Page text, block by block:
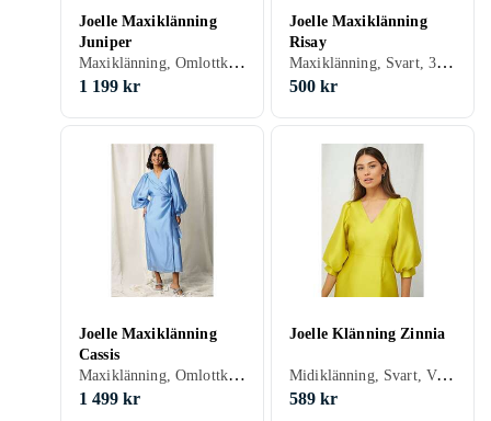
Joelle Maxiklänning
Juniper
Maxiklänning, Omlottklänning, Festklänning, Svart, Blå, Röd, Guld, Grön, Rosa, Lila, 48, 46, 34, 36, 38, 40, 42, 44, Långärmad
1 199 kr
Joelle Maxiklänning
Risay
Maxiklänning, Svart, 34, 36
500 kr
Joelle Maxiklänning
Cassis
Maxiklänning, Omlottklänning, Blå, Gul, 46, 34, 36, 38, 40, 42, 44
1 499 kr
Joelle Klänning Zinnia
Midiklänning, Svart, Vit, Blå, Grön, Beige, 48, 46, 34, 36, 38, 40, 42, 44
589 kr